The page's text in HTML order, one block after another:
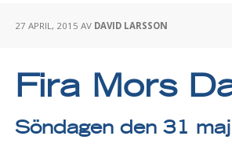
27 APRIL, 2015 AV DAVID LARSSON
Fira Mors
Söndagen den 31 maj